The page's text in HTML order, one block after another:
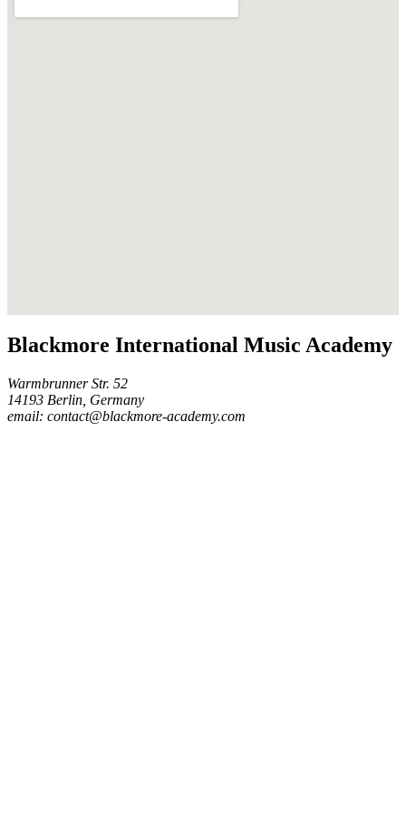
Blackmore International Music Academy
Warmbrunner Str. 52
14193 Berlin, Germany
email: contact@blackmore-academy.com